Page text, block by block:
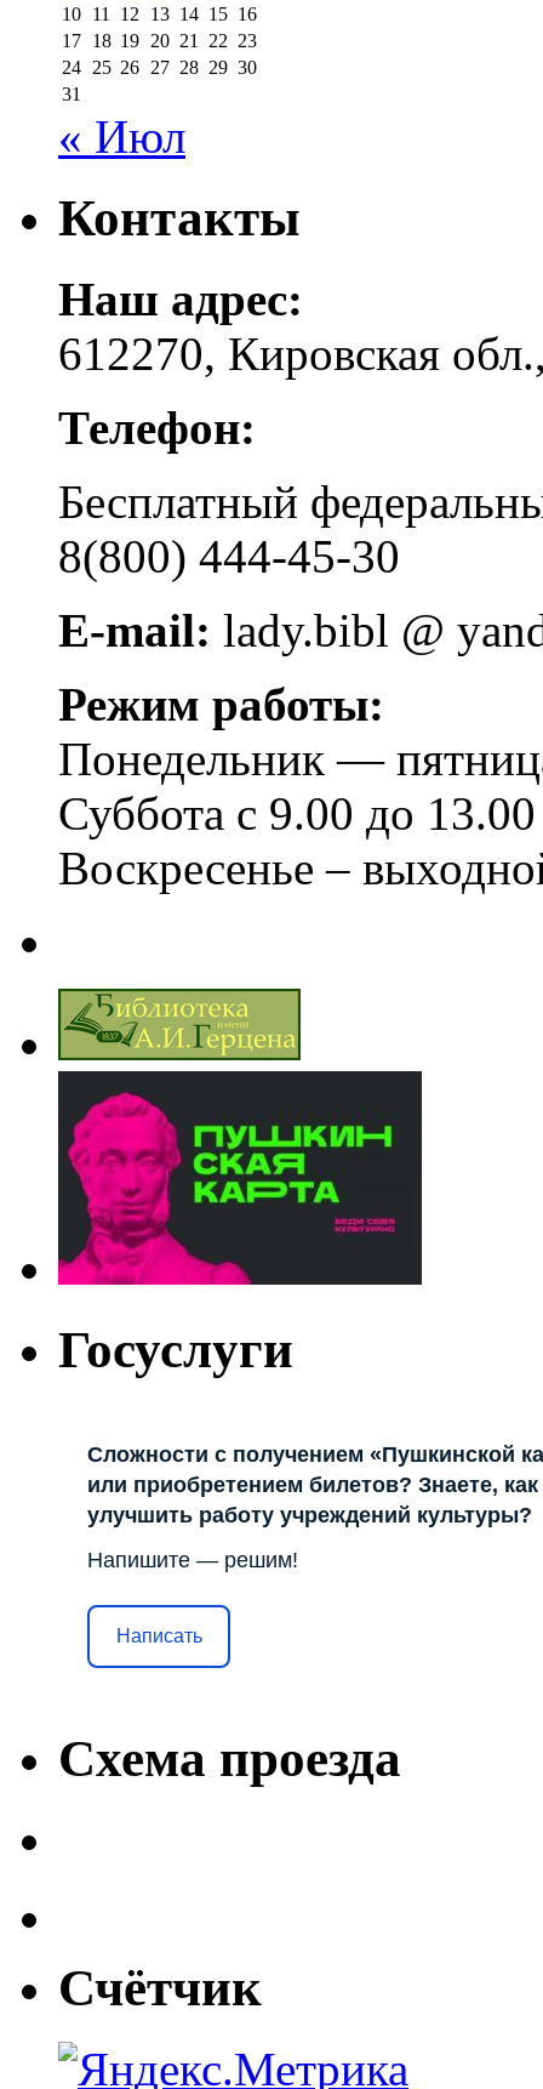
10 11 12 13 14 15 16
17 18 19 20 21 22 23
24 25 26 27 28 29 30
31
« Июл
Контакты
Наш адрес:
612270, Кировская
Телефон:
Бесплатный
8(800) 444-45-30
E-mail: lady.bibl @
Режим работы:
Понедельник —
Суббота с 9.00 до 13.00
Воскресенье –
Госуслуги
Сложности с получением «Пушкинской
или приобретением билетов? Знаете, как
улучшить работу учреждений культуры?
Напишите — решим!
Написать
Схема проезда
Счётчик